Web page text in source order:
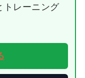
トレーニング